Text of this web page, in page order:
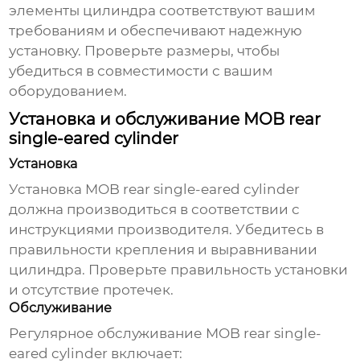
элементы цилиндра соответствуют вашим
требованиям и обеспечивают надежную
установку. Проверьте размеры, чтобы
убедиться в совместимости с вашим
оборудованием.
Установка и обслуживание MOB rear
single-eared cylinder
Установка
Установка MOB rear single-eared cylinder
должна производиться в соответствии с
инструкциями производителя. Убедитесь в
правильности крепления и выравнивании
цилиндра. Проверьте правильность установки
и отсутствие протечек.
Обслуживание
Регулярное обслуживание MOB rear single-
eared cylinder включает: